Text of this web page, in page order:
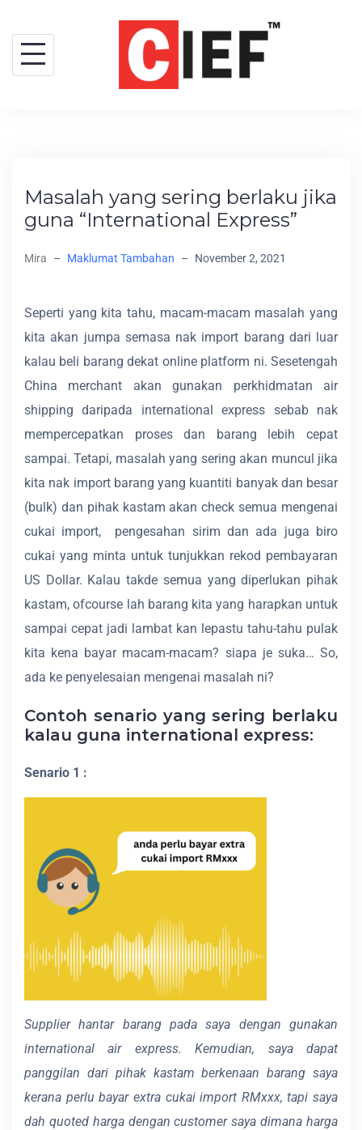
Masalah yang sering berlaku jika
guna “International Express”
Mira – Maklumat Tambahan – November 2, 2021
Seperti yang kita tahu, macam-macam masalah yang
kita akan jumpa semasa nak import barang dari luar
kalau beli barang dekat online platform ni. Sesetengah
China merchant akan gunakan perkhidmatan air
shipping daripada international express sebab nak
mempercepatkan proses dan barang lebih cepat
sampai. Tetapi, masalah yang sering akan muncul jika
kita nak import barang yang kuantiti banyak dan besar
(bulk) dan pihak kastam akan check semua mengenai
cukai import, pengesahan sirim dan ada juga biro
cukai yang minta untuk tunjukkan rekod pembayaran
US Dollar. Kalau takde semua yang diperlukan pihak
kastam, ofcourse lah barang kita yang harapkan untuk
sampai cepat jadi lambat kan lepastu tahu-tahu pulak
kita kena bayar macam-macam? siapa je suka… So,
ada ke penyelesaian mengenai masalah ni?
Contoh senario yang sering berlaku
kalau guna international express:
Senario 1 :
Supplier hantar barang pada saya dengan gunakan
international air express. Kemudian, saya dapat
panggilan dari pihak kastam berkenaan barang saya
kerana perlu bayar extra cukai import RMxxx, tapi saya
dah quoted harga dengan customer saya dimana harga